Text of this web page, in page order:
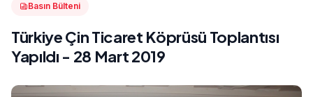
Basın Bülteni
Türkiye Çin Ticaret Köprüsü Toplantısı
Yapıldı - 28 Mart 2019